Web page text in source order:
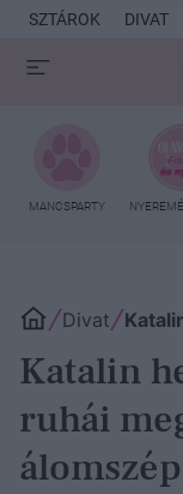
SZTÁROK DIVAT
MANCSPARTY
Divat
Katalin
ruhái